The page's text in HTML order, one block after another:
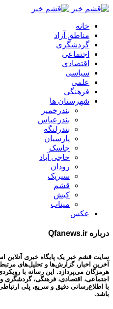
خانه
مناطق آزاد
گردشگری
اجتماعی
اقتصادی
سیاسی
علمی
فرهنگی
شهرستان ها
بندرخمیر
بندرعباس
بندرلنگه
پارسیان
جاسک
حاجی آباد
رودان
سیریک
قشم
کیش
میناب
عکس
درباره Qfanews.ir
سایت قشم خبر یک پایگاه خبری
آخرین اخبار، گزارش‌ها و تحلیل‌های
هرمزگان می‌پردازد. این رسانه با
اجتماعی، اقتصادی، فرهنگی،
با اطلاع‌رسانی دقیق و سریع، پلی
باشد.